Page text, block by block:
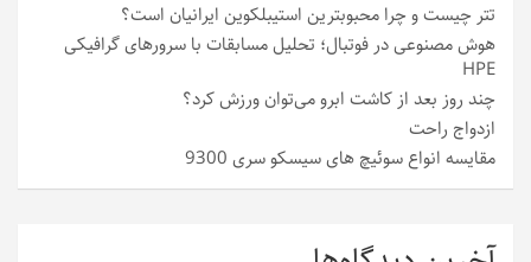
تتر چیست و چرا محبوبترین استیبلکوین ایرانیان است؟
هوش مصنوعی در فوتبال؛ تحلیل مسابقات با سرورهای گرافیکی
HPE
چند روز بعد از کاشت ابرو می‌توان ورزش کرد؟
ازدواج راحت
مقایسه انواع سوئیچ های سیسکو سری 9300